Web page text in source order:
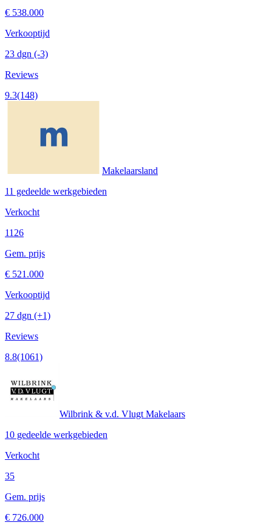
€ 538.000
Verkooptijd
23 dgn (-3)
Reviews
9.3(148)
Makelaarsland
11 gedeelde werkgebieden
Verkocht
1126
Gem. prijs
€ 521.000
Verkooptijd
27 dgn (+1)
Reviews
8.8(1061)
Wilbrink & v.d. Vlugt Makelaars
10 gedeelde werkgebieden
Verkocht
35
Gem. prijs
€ 726.000